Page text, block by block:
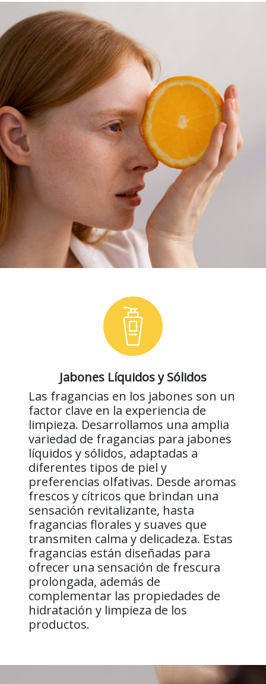
Jabones Líquidos y Sólidos
Las fragancias en los jabones son un
factor clave en la experiencia de
limpieza. Desarrollamos una amplia
variedad de fragancias para jabones
líquidos y sólidos, adaptadas a
diferentes tipos de piel y
preferencias olfativas. Desde aromas
frescos y cítricos que brindan una
sensación revitalizante, hasta
fragancias florales y suaves que
transmiten calma y delicadeza. Estas
fragancias están diseñadas para
ofrecer una sensación de frescura
prolongada, además de
complementar las propiedades de
hidratación y limpieza de los
productos.